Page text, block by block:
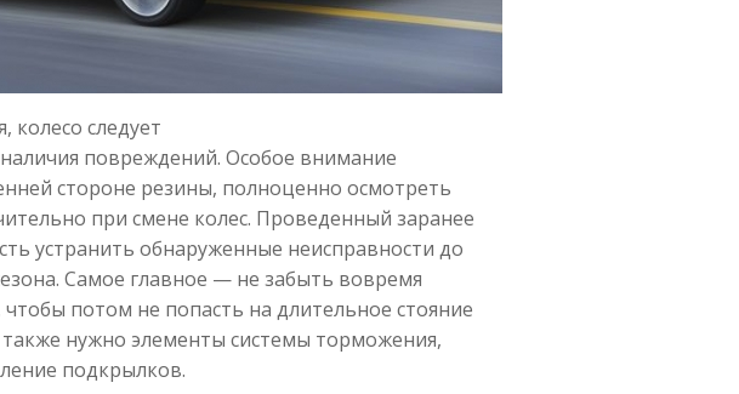
колесо следует
повреждений. Особое внимание
стороне резины, полноценно осмотреть
при смене колес. Проведенный заранее
устранить обнаруженные неисправности до
Самое главное — не забыть вовремя
чтобы потом не попасть на длительное стояние
нужно элементы системы торможения,
подкрылков.